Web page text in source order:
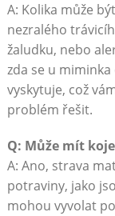
A: Kolika může
nezralého
žaludku, nebo
zda se u
vyskytuje, což
problém řešit.
Q: Může mít
A: Ano, strava
potraviny, jako
mohou vyvolat